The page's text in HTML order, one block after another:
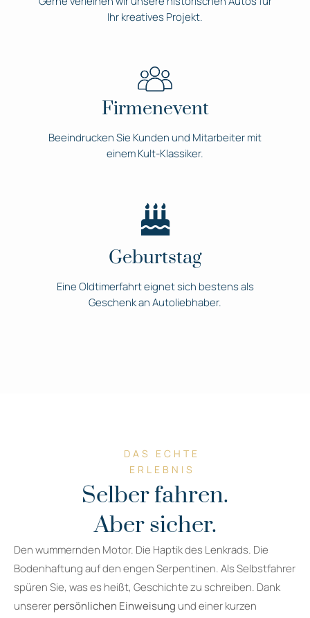
Ihr kreatives Projekt.
Firmenevent
Beeindrucken Sie Kunden und Mitarbeiter mit
einem Kult-Klassiker.
Geburtstag
Eine Oldtimerfahrt eignet sich bestens als
Geschenk an Autoliebhaber.
DAS ECHTE
ERLEBNIS
Selber fahren.
Aber sicher.
Den wummernden Motor. Die Haptik des Lenkrads. Die
Bodenhaftung auf den engen Serpentinen. Als Selbstfahrer
spüren Sie, was es heißt, Geschichte zu schreiben. Dank
unsererpersönlichen Einweisung und einer kurzen